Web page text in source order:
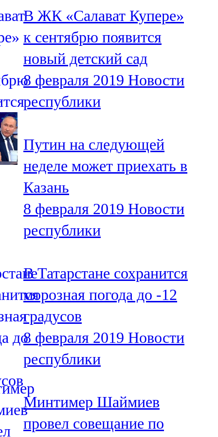
106,2 FM
Минзәлә
107,3 FM
Мөслим
100,0 FM
104,7 FM
Олы Әтнә
71,42 FM
Сарман
107,8 FM
106,1 FM
Түбән Кама
102,6 FM
Чирмешән
107,7 FM
Чистай
103,0 FM
Чүпрәле
В ЖК «Салават Купере»
к сентябрю появится
новый детский сад
8 февраля 2019 Новости
республики
Путин на следующей
неделе может приехать в
Казань
8 февраля 2019 Новости
республики
В Татарстане сохранится
морозная погода до -12
градусов
8 февраля 2019 Новости
республики
Минтимер Шаймиев
провел совещание по